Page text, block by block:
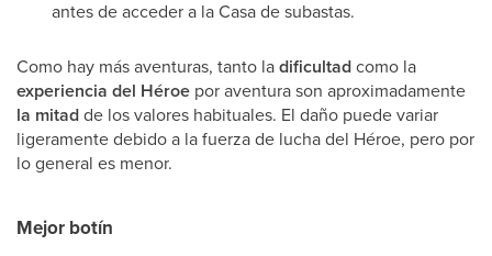
antes de acceder a la Casa de subastas.
Como hay más aventuras, tanto ladificultadcomo la
experiencia del Héroe por aventura son aproximadamente
la mitadde los valores habituales. El daño puede variar
ligeramente debido a la fuerza de lucha del Héroe, pero por
lo general es menor.
Mejor botín